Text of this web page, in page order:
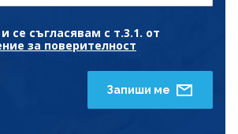
се съгласявам с т.3.1. от
за поверителност
Запиши ме